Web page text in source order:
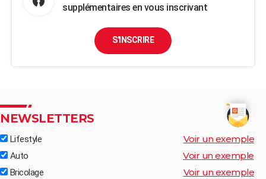
supplémentaires en vous inscrivant
S'INSCRIRE
NEWSLETTERS
Lifestyle Voir un exemple
Auto Voir un exemple
Bricolage Voir un exemple